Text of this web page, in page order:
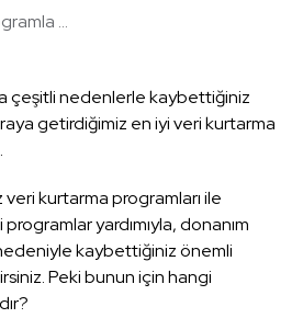
...
çeşitli nedenlerle kaybettiğiniz
getirdiğimiz en iyi veri kurtarma
kurtarma programları ile
yardımıyla, donanım
nedeniyle kaybettiğiniz önemli
Peki bunun için hangi